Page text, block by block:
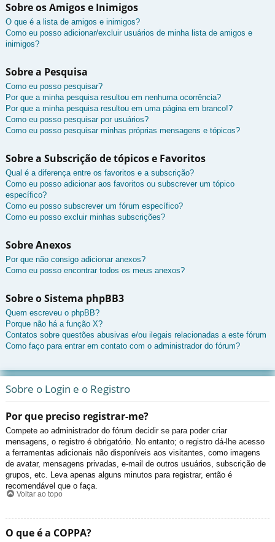
Sobre os Amigos e Inimigos
O que é a lista de amigos e inimigos?
Como eu posso adicionar/excluir usuários de minha lista de amigos e
inimigos?
Sobre a Pesquisa
Como eu posso pesquisar?
Por que a minha pesquisa resultou em nenhuma ocorrência?
Por que a minha pesquisa resultou em uma página em branco!?
Como eu posso pesquisar por usuários?
Como eu posso pesquisar minhas próprias mensagens e tópicos?
Sobre a Subscrição de tópicos e Favoritos
Qual é a diferença entre os favoritos e a subscrição?
Como eu posso adicionar aos favoritos ou subscrever um tópico
específico?
Como eu posso subscrever um fórum específico?
Como eu posso excluir minhas subscrições?
Sobre Anexos
Por que não consigo adicionar anexos?
Como eu posso encontrar todos os meus anexos?
Sobre o Sistema phpBB3
Quem escreveu o phpBB?
Porque não há a função X?
Contatos sobre questões abusivas e/ou ilegais relacionadas a este fórum
Como faço para entrar em contato com o administrador do fórum?
Sobre o Login e o Registro
Por que preciso registrar-me?
Compete ao administrador do fórum decidir se para poder criar
mensagens, o registro é obrigatório. No entanto; o registro dá-lhe acesso
a ferramentas adicionais não disponíveis aos visitantes, como imagens
de avatar, mensagens privadas, e-mail de outros usuários, subscrição de
grupos, etc. Leva apenas alguns minutos para registrar, então é
recomendável que o faça.
Voltar ao topo
O que é a COPPA?